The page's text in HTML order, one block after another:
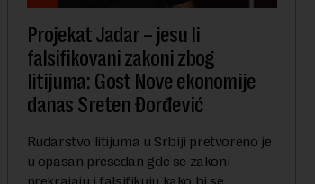
Projekat Jadar – jesu li
falsifikovani zakoni zbog
litijuma: Gost Nove ekonomije
danas Sreten Đorđević
Rudarstvo litijuma u Srbiji pretvoreno je
u opasan presedan gde se zakoni
prekrajaju i falsifikuju kako bi se